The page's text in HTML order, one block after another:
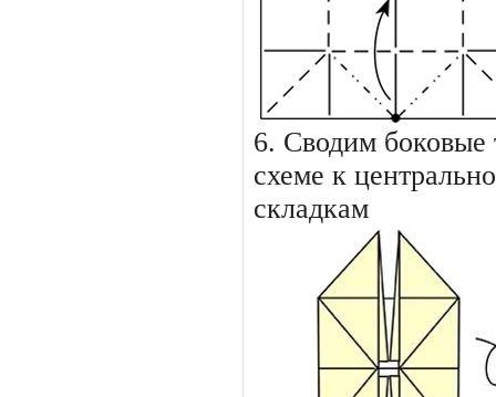
6. Сводим боковые
схеме к
складкам